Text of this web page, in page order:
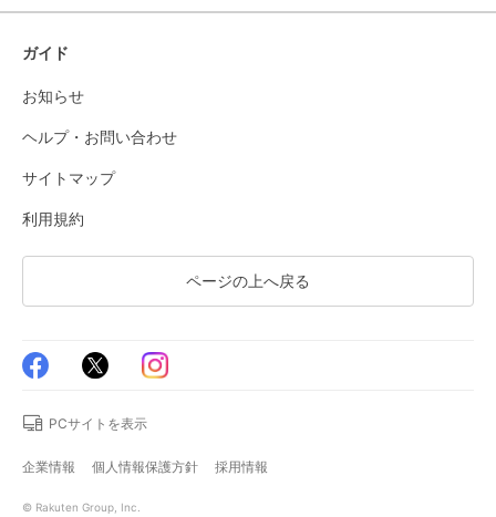
ガイド
お知らせ
ヘルプ・お問い合わせ
サイトマップ
利用規約
ページの上へ戻る
PCサイトを表示
企業情報 個人情報保護方針 採用情報
© Rakuten Group, Inc.